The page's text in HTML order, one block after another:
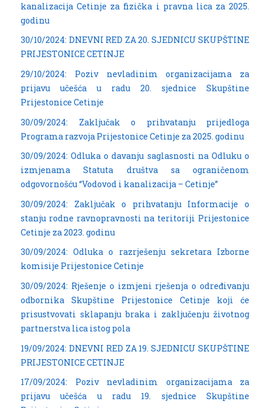
kanalizacija Cetinje za fizička i pravna lica za 2025.
godinu
30/10/2024: DNEVNI RED ZA 20. SJEDNICU SKUPŠTINE
PRIJESTONICE CETINJE
29/10/2024: Poziv nevladinim organizacijama za
prijavu učešća u radu 20. sjednice Skupštine
Prijestonice Cetinje
30/09/2024: Zaključak o prihvatanju prijedloga
Programa razvoja Prijestonice Cetinje za 2025. godinu
30/09/2024: Odluka o davanju saglasnosti na Odluku o
izmjenama Statuta društva sa ograničenom
odgovornošću “Vodovod i kanalizacija – Cetinje”
30/09/2024: Zaključak o prihvatanju Informacije o
stanju rodne ravnopravnosti na teritoriji Prijestonice
Cetinje za 2023. godinu
30/09/2024: Odluka o razrješenju sekretara Izborne
komisije Prijestonice Cetinje
30/09/2024: Rješenje o izmjeni rješenja o određivanju
odbornika Skupštine Prijestonice Cetinje koji će
prisustvovati sklapanju braka i zaključenju životnog
partnerstva lica istog pola
19/09/2024: DNEVNI RED ZA 19. SJEDNICU SKUPŠTINE
PRIJESTONICE CETINJE
17/09/2024: Poziv nevladinim organizacijama za
prijavu učešća u radu 19. sjednice Skupštine